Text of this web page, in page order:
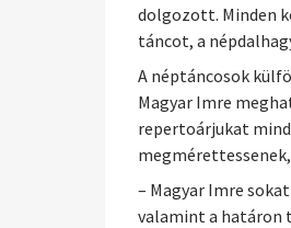
dolgozott. Minden
táncot, a
A néptáncosok
Magyar Imre
repertoárjukat
– Magyar Imre
valamint a határon